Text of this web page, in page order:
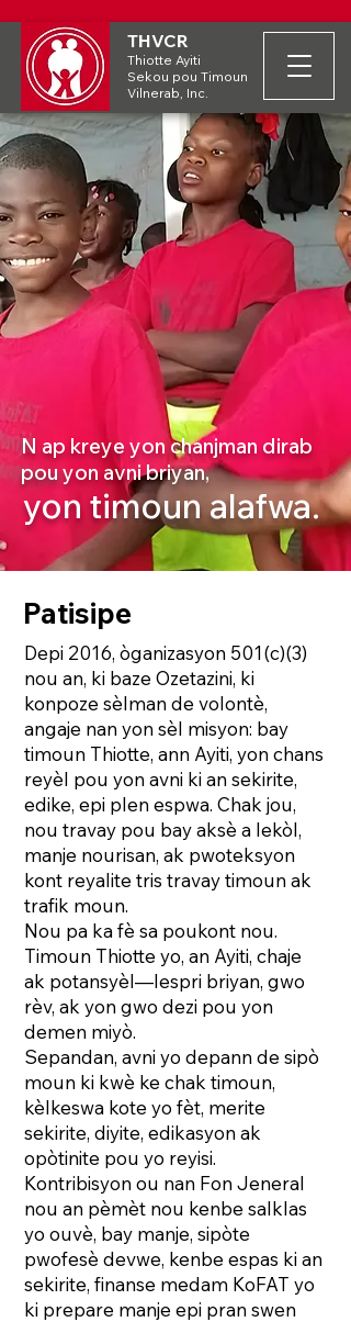
THVCR
Thiotte Ayiti
Sekou pou Timoun
Vilnerab, Inc.
N ap kreye yon chanjman dirab
pou yon avni briyan,
yon timoun alafwa.
Patisipe
Depi 2016, òganizasyon 501(c)(3)
nou an, ki baze Ozetazini, ki
konpoze sèlman de volontè,
angaje nan yon sèl misyon: bay
timoun Thiotte, ann Ayiti, yon chans
reyèl pou yon avni ki an sekirite,
edike, epi plen espwa. Chak jou,
nou travay pou bay aksè a lekòl,
manje nourisan, ak pwoteksyon
kont reyalite tris travay timoun ak
trafik moun.
Nou pa ka fè sa poukont nou.
Timoun Thiotte yo, an Ayiti, chaje
ak potansyèl—lespri briyan, gwo
rèv, ak yon gwo dezi pou yon
demen miyò.
Sepandan, avni yo depann de sipò
moun ki kwè ke chak timoun,
kèlkeswa kote yo fèt, merite
sekirite, diyite, edikasyon ak
opòtinite pou yo reyisi.
Kontribisyon ou nan Fon Jeneral
nou an pèmèt nou kenbe salklas
yo ouvè, bay manje, sipòte
pwofesè devwe, kenbe espas ki an
sekirite, finanse medam KoFAT yo
ki prepare manje epi pran swen